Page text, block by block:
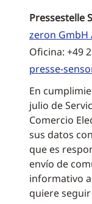
Pressestelle
zeron GmbH
Oficina: +49
presse-
En
julio de
Comercio
sus datos
que es
envío de
informativo
quiere